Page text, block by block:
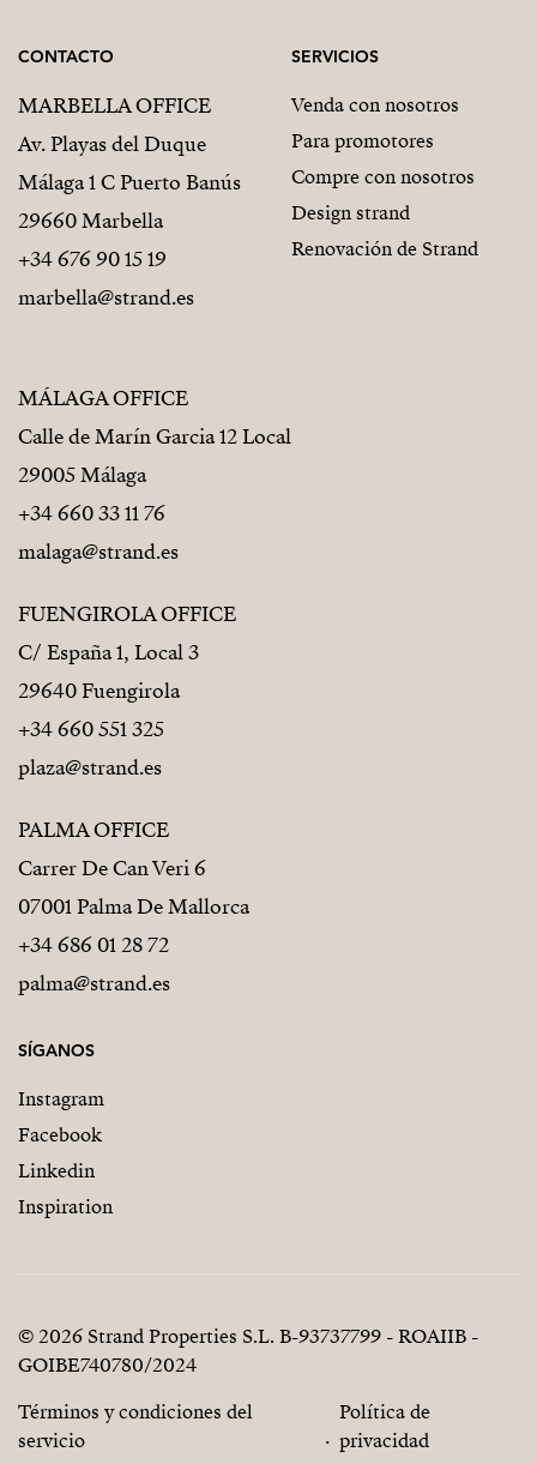
CONTACTO
MARBELLA OFFICE
Av. Playas del Duque
Málaga 1 C Puerto Banús
29660 Marbella
+34 676 90 15 19
marbella@strand.es
MÁLAGA OFFICE
Calle de Marín Garcia 12 Local
29005 Málaga
+34 660 33 11 76
malaga@strand.es
FUENGIROLA OFFICE
C/ España 1, Local 3
29640 Fuengirola
+34 660 551 325
plaza@strand.es
PALMA OFFICE
Carrer De Can Veri 6
07001 Palma De Mallorca
+34 686 01 28 72
palma@strand.es
SERVICIOS
Venda con nosotros
Para promotores
Compre con nosotros
Design strand
Renovación de Strand
SÍGANOS
Instagram
Facebook
Linkedin
Inspiration
© 2026 Strand Properties S.L. B-93737799 - ROAIIB -
GOIBE740780/2024
Términos y condiciones del
servicio
Política de
privacidad